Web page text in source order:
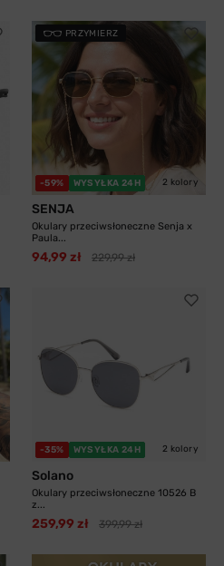
PRZYMIERZ
-59% WYSYŁKA 24H 2 kolory
SENJA
Okulary przeciwsłoneczne Senja x
Paula...
94,99 zł 229,99 zł
-35% WYSYŁKA 24H 2 kolory
Solano
Okulary przeciwsłoneczne 10526 B
z...
259,99 zł 399,99 zł